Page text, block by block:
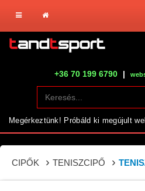
+36 70 199 6790 |
Megérkeztünk! Próbáld ki megújult
CIPŐK TENISZCIPŐ